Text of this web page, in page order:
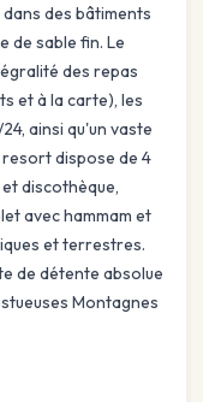
des bâtiments
de sable fin. Le
des repas
et à la carte), les
ainsi qu'un vaste
dispose de 4
discothèque,
avec hammam et
et terrestres.
de détente absolue
Montagnes